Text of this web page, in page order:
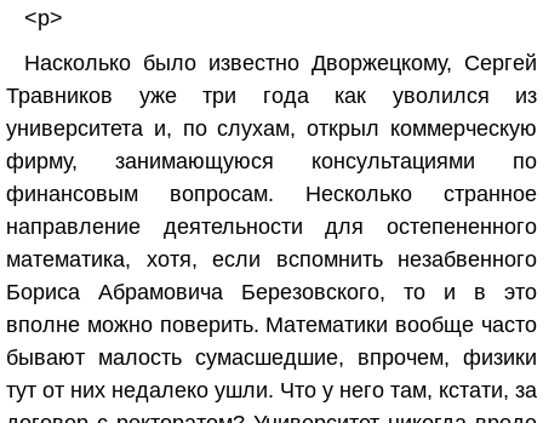
<p>
Насколько было известно Дворжецкому, Сергей
Травников уже три года как уволился из
университета и, по слухам, открыл коммерческую
фирму, занимающуюся консультациями по
финансовым вопросам. Несколько странное
направление деятельности для остепененного
математика, хотя, если вспомнить незабвенного
Бориса Абрамовича Березовского, то и в это
вполне можно поверить. Математики вообще часто
бывают малость сумасшедшие, впрочем, физики
тут от них недалеко ушли. Что у него там, кстати, за